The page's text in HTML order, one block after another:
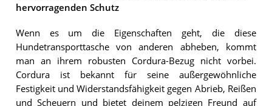
hervorragenden Schutz
Wenn es um die Eigenschaften geht, die diese
Hundetransporttasche von anderen abheben, kommt
man an ihrem robusten Cordura-Bezug nicht vorbei.
Cordura ist bekannt für seine außergewöhnliche
Festigkeit und Widerstandsfähigkeit gegen Abrieb, Reißen
und Scheuern und bietet deinem pelzigen Freund auf